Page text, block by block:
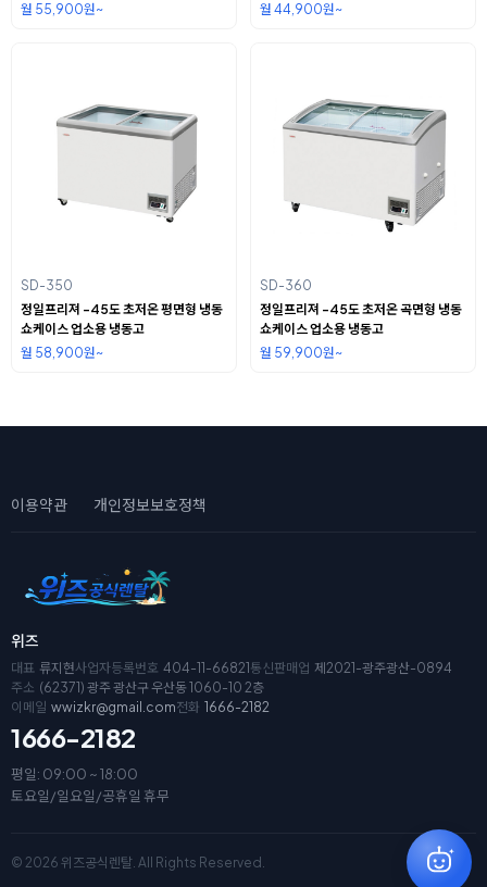
월 55,900원~
월 44,900원~
SD-350
정일프리져 -45도 초저온 평면형 냉동
쇼케이스 업소용 냉동고
월 58,900원~
SD-360
정일프리져 -45도 초저온 곡면형 냉동
쇼케이스 업소용 냉동고
월 59,900원~
이용약관 개인정보보호정책
위즈
대표 류지현사업자등록번호 404-11-66821 통신판매업 제2021-광주광산-0894
주소 (62371) 광주 광산구 우산동 1060-10 2층
이메일 wwizkr@gmail.com전화 1666-2182
1666-2182
평일: 09:00 ~ 18:00
토요일/일요일/공휴일 휴무
© 2026 위즈공식렌탈. All Rights Reserved.